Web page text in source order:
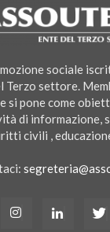
sociale
Terzo settore.
si pone come
di informazione,
civili ,